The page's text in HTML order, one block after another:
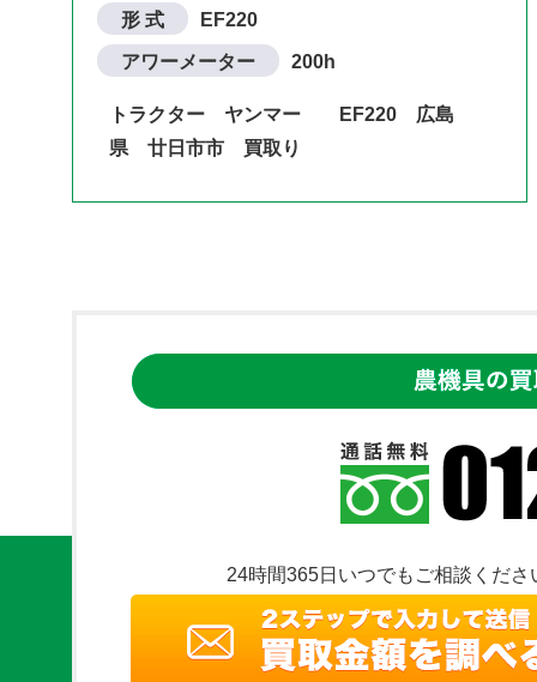
形 式 EF220
アワーメーター 200h
トラクター ヤンマー EF220 広島
県 廿日市市 買取り
24時間365日いつでもご相談くださ